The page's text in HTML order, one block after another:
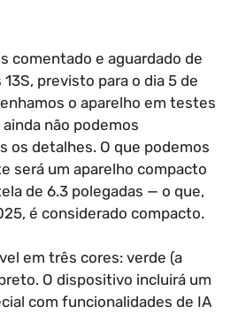
comentado e aguardado de
previsto para o dia 5 de
o aparelho em testes
não podemos
os detalhes. O que podemos
será um aparelho compacto
de 6.3 polegadas — o que,
é considerado compacto.
em três cores: verde (a
O dispositivo incluirá um
com funcionalidades de IA